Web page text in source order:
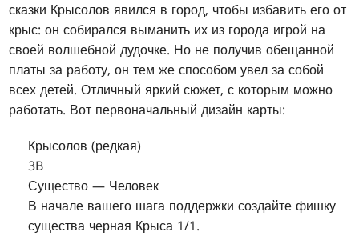
сказки Крысолов явился в город, чтобы избавить его от
крыс: он собирался выманить их из города игрой на
своей волшебной дудочке. Но не получив обещанной
платы за работу, он тем же способом увел за собой
всех детей. Отличный яркий сюжет, с которым можно
работать. Вот первоначальный дизайн карты:
Крысолов (редкая)
3B
Существо — Человек
В начале вашего шага поддержки создайте фишку
существа черная Крыса 1/1.